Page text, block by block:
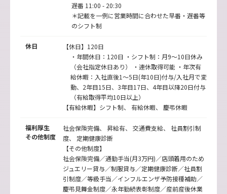
遅番 11:00 - 20:30
＊記載を一例に営業時間に合わせた早番・遅番等
のシフト制
休日
【休日】120日
・年間休日：120日 ・シフト制：月9～10日休み
（会社指定休日あり） ・連休取得可能 ・年次有
給休暇：入社直後1～5日(年10日)付与/入社月で変
動、2年目15日、3年目17日、4年目以降20日付与
（有給取得平均10日以上）
【有給休暇】シフト制、 有給休暇、 慶弔休暇
福利厚生
その他制度
社会保険完備、 昇給有、 交通費支給、 社員割引制
度、 定期健康診断
【その他制度】
社会保険完備／通勤手当(月3万円)／店頭着用のため
ジュエリー貸与／制服貸与／定期健康診断／社員割
引制度／等級手当／インフルエンザ予防接種補助／
慶弔見舞金制度／永年勤続表彰制度／産前産後休業